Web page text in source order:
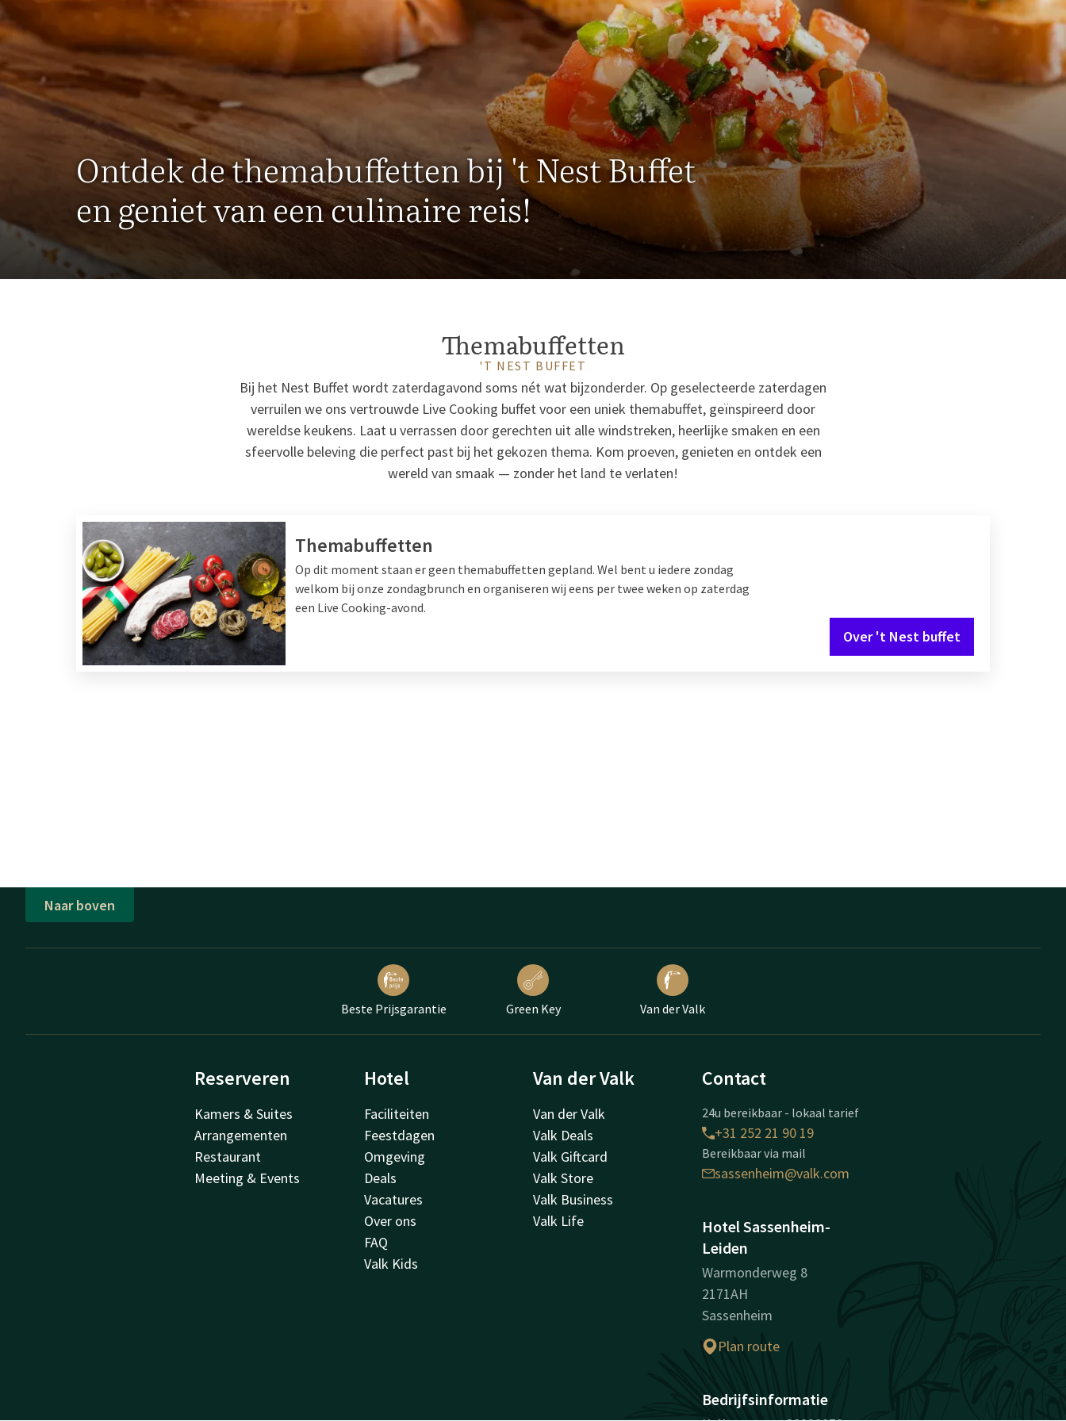
Ontdek de themabuffetten bij 't Nest Buffet
en geniet van een culinaire reis!
Themabuffetten
'T NEST BUFFET
Bij het Nest Buffet wordt zaterdagavond soms nét wat bijzonderder. Op geselecteerde zaterdagen
verruilen we ons vertrouwde Live Cooking buffet voor een uniek themabuffet, geïnspireerd door
wereldse keukens. Laat u verrassen door gerechten uit alle windstreken, heerlijke smaken en een
sfeervolle beleving die perfect past bij het gekozen thema. Kom proeven, genieten en ontdek een
wereld van smaak — zonder het land te verlaten!
Themabuffetten
Op dit moment staan er geen themabuffetten gepland. Wel bent u iedere zondag
welkom bij onze zondagbrunch en organiseren wij eens per twee weken op zaterdag
een Live Cooking-avond.
Over 't Nest buffet
Naar boven
Beste Prijsgarantie Green Key Van der Valk
Reserveren
Kamers & Suites
Arrangementen
Restaurant
Meeting & Events
Hotel
Faciliteiten
Feestdagen
Omgeving
Deals
Vacatures
Over ons
FAQ
Valk Kids
Van der Valk
Van der Valk
Valk Deals
Valk Giftcard
Valk Store
Valk Business
Valk Life
Contact
24u bereikbaar - lokaal tarief
+31 252 21 90 19
Bereikbaar via mail
sassenheim@valk.com
Hotel Sassenheim-
Leiden
Warmonderweg 8
2171AH
Sassenheim
Plan route
Bedrijfsinformatie